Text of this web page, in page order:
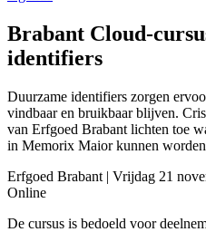
Brabant Cloud-
identifiers
Duurzame identifiers zorgen
vindbaar en bruikbaar blijven.
van Erfgoed Brabant lichten toe
in Memorix Maior kunnen worden
Erfgoed Brabant | Vrijdag 21
Online
De cursus is bedoeld voor